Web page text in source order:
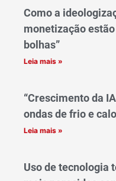
Como a
monetização
bolhas”
Leia mais »
“Crescimento da
ondas de frio e
Leia mais »
Uso de tecnologia